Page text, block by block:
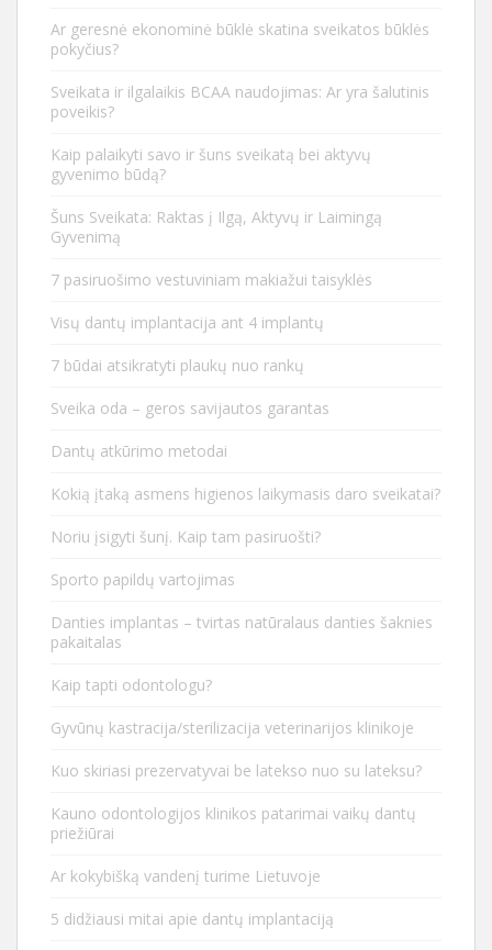
Ar geresnė ekonominė būklė skatina sveikatos būklės
pokyčius?
Sveikata ir ilgalaikis BCAA naudojimas: Ar yra šalutinis
poveikis?
Kaip palaikyti savo ir šuns sveikatą bei aktyvų
gyvenimo būdą?
Šuns Sveikata: Raktas į Ilgą, Aktyvų ir Laimingą
Gyvenimą
7 pasiruošimo vestuviniam makiažui taisyklės
Visų dantų implantacija ant 4 implantų
7 būdai atsikratyti plaukų nuo rankų
Sveika oda – geros savijautos garantas
Dantų atkūrimo metodai
Kokią įtaką asmens higienos laikymasis daro sveikatai?
Noriu įsigyti šunį. Kaip tam pasiruošti?
Sporto papildų vartojimas
Danties implantas – tvirtas natūralaus danties šaknies
pakaitalas
Kaip tapti odontologu?
Gyvūnų kastracija/sterilizacija veterinarijos klinikoje
Kuo skiriasi prezervatyvai be latekso nuo su lateksu?
Kauno odontologijos klinikos patarimai vaikų dantų
priežiūrai
Ar kokybišką vandenį turime Lietuvoje
5 didžiausi mitai apie dantų implantaciją